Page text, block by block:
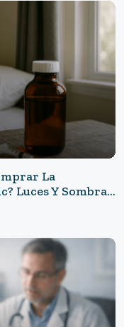
La
Luces Y Sombras
Impulsado